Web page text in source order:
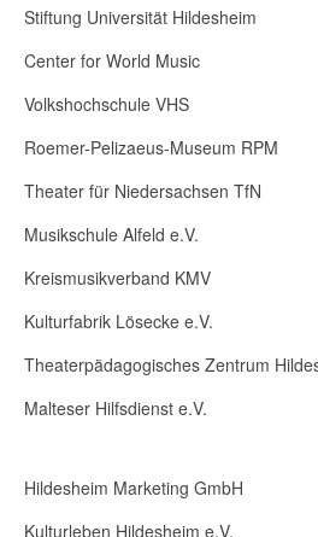
Stiftung Universität Hildesheim
Center for World Music
Volkshochschule VHS
Roemer-Pelizaeus-Museum RPM
Theater für Niedersachsen TfN
Musikschule Alfeld e.V.
Kreismusikverband KMV
Kulturfabrik Lösecke e.V.
Theaterpädagogisches Zentrum
Malteser Hilfsdienst e.V.
Hildesheim Marketing GmbH
Kulturleben Hildesheim e.V.